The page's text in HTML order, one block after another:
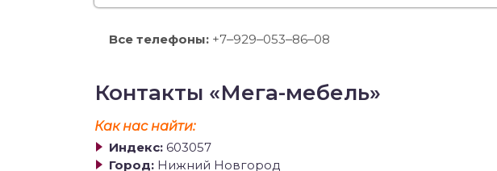
Все телефоны: +7‒929‒053‒86‒08
Контакты «Мега-мебель»
Как нас найти:
Индекс: 603057
Город: Нижний Новгород